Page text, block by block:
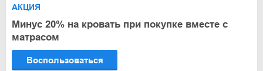
АКЦИЯ
Минус 20% на кровать при покупке вместе с
матрасом
Воспользоваться